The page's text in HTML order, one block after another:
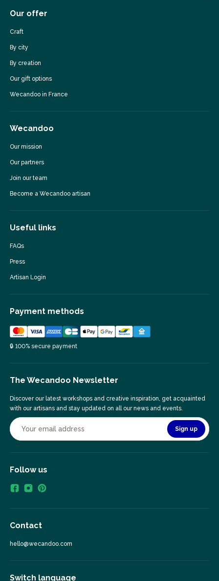
Our offer
Craft
By city
By creation
Our gift options
Wecandoo in France
Wecandoo
Our mission
Our partners
Join our team
Become a Wecandoo artisan
Useful links
FAQs
Press
Artisan Login
Payment methods
🔒 100% secure payment
The Wecandoo Newsletter
Discover our latest workshops and creative inspiration, get acquainted
with our artisans and stay updated on all our news and events.
Sign up
Follow us
Contact
hello@wecandoo.com
Switch language